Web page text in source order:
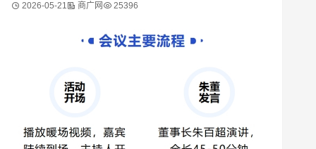
2026-05-21 商广网 25396